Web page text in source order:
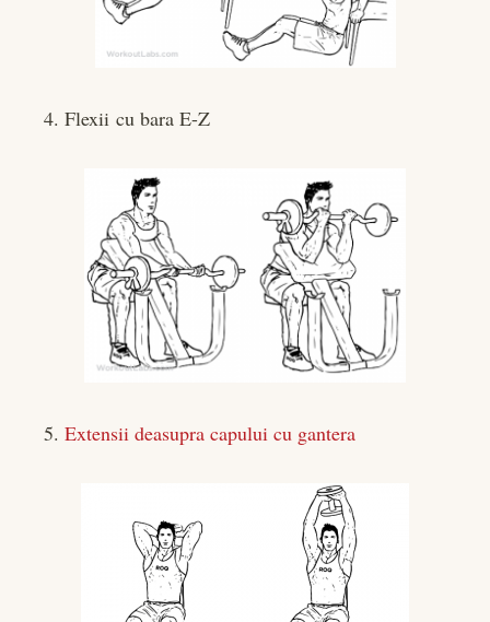
4. Flexii cu bara E-Z
5. Extensii deasupra capului cu gantera